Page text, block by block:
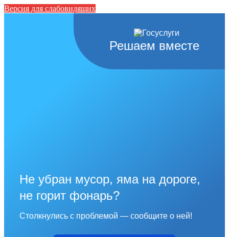
Версия для слабовидящих
Решаем вместе
Не убран мусор, яма на дороге,
не горит фонарь?
Столкнулись с проблемой — сообщите о ней!